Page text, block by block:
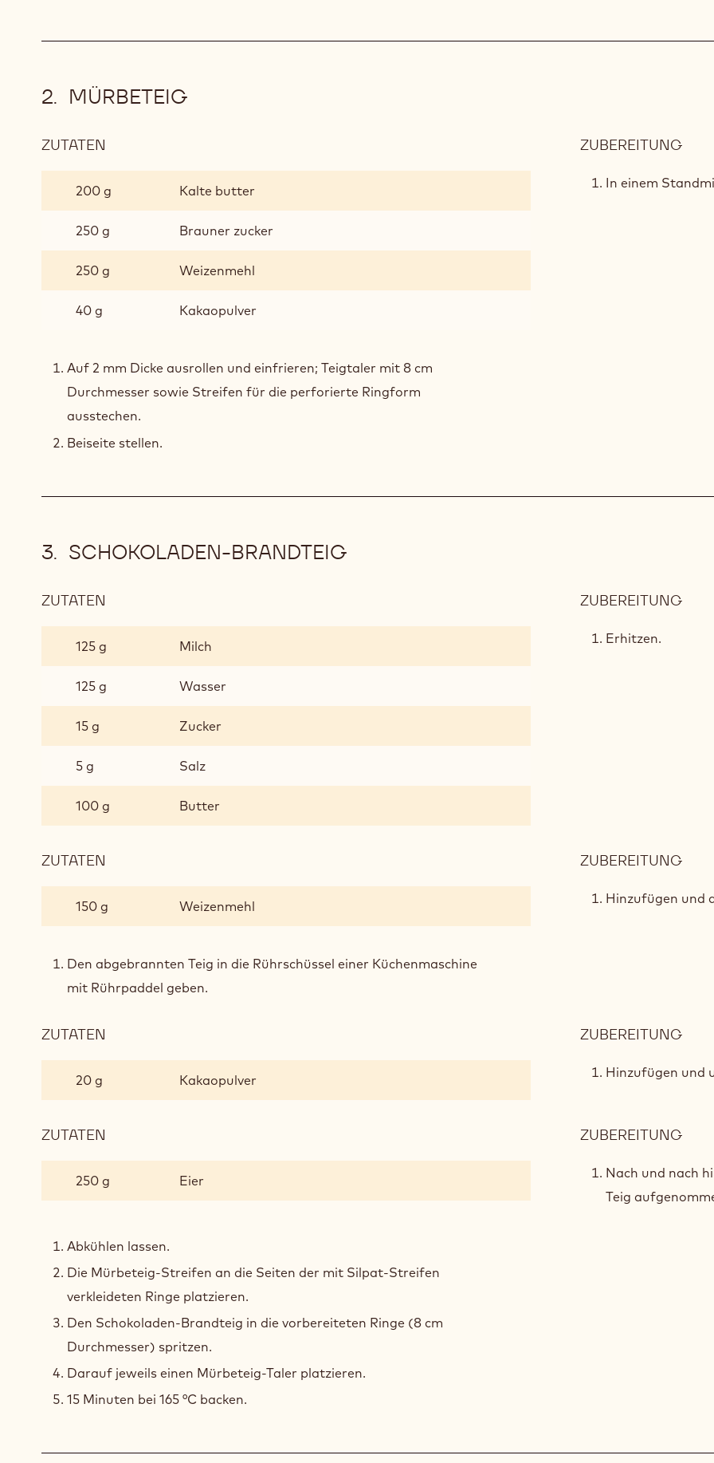
MÜRBETEIG
ZUTATEN
200 g Kalte butter
250 g Brauner zucker
250 g Weizenmehl
40 g Kakaopulver
ZUBEREITUNG:
In einem
Auf 2 mm Dicke ausrollen und einfrieren; Teigtaler mit 8 cm
Durchmesser sowie Streifen für die perforierte Ringform
ausstechen.
Beiseite stellen.
SCHOKOLADEN-BRANDTEIG
ZUTATEN
BRANDTEIG
125 g Milch
125 g Wasser
15 g Zucker
5 g Salz
100 g Butter
ZUBEREITUNG:
Erhitzen.
ZUTATEN
BRANDTEIG
150 g Weizenmehl
ZUBEREITUNG:
Hinzufügen und
Den abgebrannten Teig in die Rührschüssel einer Küchenmaschine
mit Rührpaddel geben.
ZUTATEN
BRANDTEIG
20 g Kakaopulver
ZUBEREITUNG:
Hinzufügen und
ZUTATEN
BRANDTEIG
250 g Eier
ZUBEREITUNG:
Nach und nach
Teig
Abkühlen lassen.
Die Mürbeteig-Streifen an die Seiten der mit Silpat-Streifen
verkleideten Ringe platzieren.
Den Schokoladen-Brandteig in die vorbereiteten Ringe (8 cm
Durchmesser) spritzen.
Darauf jeweils einen Mürbeteig-Taler platzieren.
15 Minuten bei 165 °C backen.